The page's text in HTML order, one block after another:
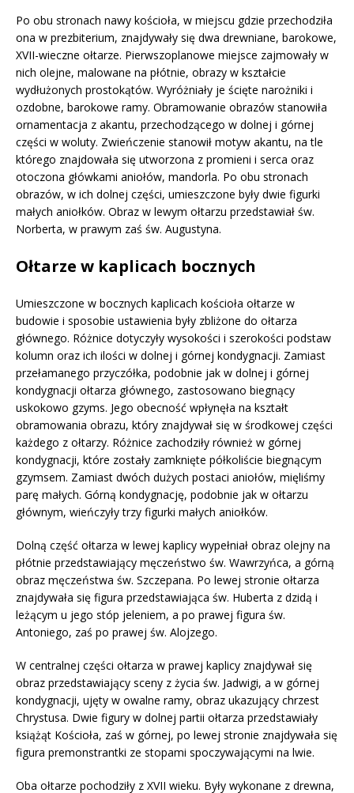
Po obu stronach nawy kościoła, w miejscu gdzie przechodziła
ona w prezbiterium, znajdywały się dwa drewniane, barokowe,
XVII-wieczne ołtarze. Pierwszoplanowe miejsce zajmowały w
nich olejne, malowane na płótnie, obrazy w kształcie
wydłużonych prostokątów. Wyróżniały je ścięte narożniki i
ozdobne, barokowe ramy. Obramowanie obrazów stanowiła
ornamentacja z akantu, przechodzącego w dolnej i górnej
części w woluty. Zwieńczenie stanowił motyw akantu, na tle
którego znajdowała się utworzona z promieni i serca oraz
otoczona główkami aniołów, mandorla. Po obu stronach
obrazów, w ich dolnej części, umieszczone były dwie figurki
małych aniołków. Obraz w lewym ołtarzu przedstawiał św.
Norberta, w prawym zaś św. Augustyna.
Ołtarze w kaplicach bocznych
Umieszczone w bocznych kaplicach kościoła ołtarze w
budowie i sposobie ustawienia były zbliżone do ołtarza
głównego. Różnice dotyczyły wysokości i szerokości podstaw
kolumn oraz ich ilości w dolnej i górnej kondygnacji. Zamiast
przełamanego przyczółka, podobnie jak w dolnej i górnej
kondygnacji ołtarza głównego, zastosowano biegnący
uskokowo gzyms. Jego obecność wpłynęła na kształt
obramowania obrazu, który znajdywał się w środkowej części
każdego z ołtarzy. Różnice zachodziły również w górnej
kondygnacji, które zostały zamknięte półkoliście biegnącym
gzymsem. Zamiast dwóch dużych postaci aniołów, mięliśmy
parę małych. Górną kondygnację, podobnie jak w ołtarzu
głównym, wieńczyły trzy figurki małych aniołków.
Dolną część ołtarza w lewej kaplicy wypełniał obraz olejny na
płótnie przedstawiający męczeństwo św. Wawrzyńca, a górną
obraz męczeństwa św. Szczepana. Po lewej stronie ołtarza
znajdywała się figura przedstawiająca św. Huberta z dzidą i
leżącym u jego stóp jeleniem, a po prawej figura św.
Antoniego, zaś po prawej św. Alojzego.
W centralnej części ołtarza w prawej kaplicy znajdywał się
obraz przedstawiający sceny z życia św. Jadwigi, a w górnej
kondygnacji, ujęty w owalne ramy, obraz ukazujący chrzest
Chrystusa. Dwie figury w dolnej partii ołtarza przedstawiały
książąt Kościoła, zaś w górnej, po lewej stronie znajdywała się
figura premonstrantki ze stopami spoczywającymi na lwie.
Oba ołtarze pochodziły z XVII wieku. Były wykonane z drewna,